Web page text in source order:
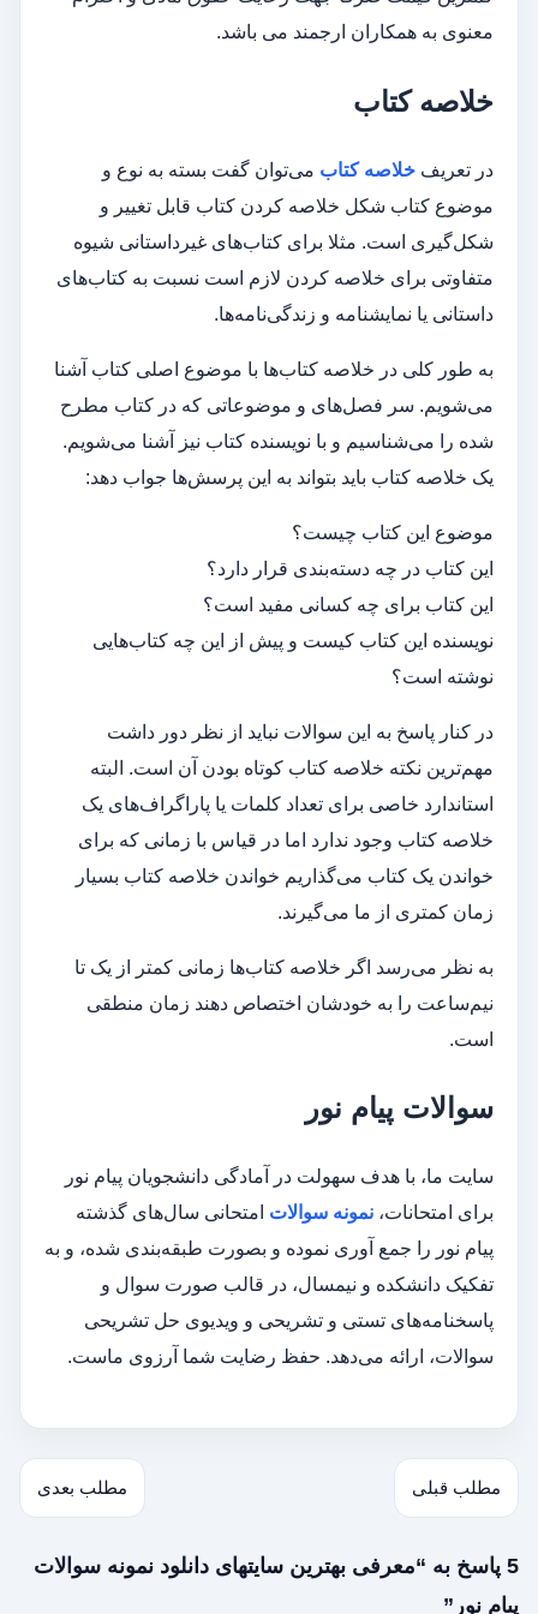
معنوی به همکاران ارجمند می باشد.
خلاصه کتاب
در تعریف خلاصه کتاب می‌توان گفت بسته به نوع و
موضوع کتاب شکل خلاصه کردن کتاب قابل تغییر و
شکل‌گیری است. مثلا برای کتاب‌های غیرداستانی شیوه
متفاوتی برای خلاصه کردن لازم است نسبت به کتاب‌های
داستانی یا نمایشنامه و زندگی‌نامه‌ها.
به طور کلی در خلاصه کتاب‌ها با موضوع اصلی کتاب آشنا
می‌شویم. سر فصل‌های و موضوعاتی که در کتاب‌ مطرح
شده را می‌شناسیم و با نویسنده کتاب نیز آشنا می‌شویم.
یک خلاصه کتاب باید بتواند به این پرسش‌ها جواب دهد:
موضوع این کتاب چیست؟
این کتاب در چه دسته‌بندی قرار دارد؟
این کتاب برای چه کسانی مفید است؟
نویسنده این کتاب کیست و پیش از این چه کتاب‌هایی
نوشته است؟
در کنار پاسخ به این سوالات نباید از نظر دور داشت
مهم‌ترین نکته خلاصه کتاب کوتاه بودن آن است. البته
استاندارد خاصی برای تعداد کلمات یا پاراگراف‌های یک
خلاصه کتاب وجود ندارد اما در قیاس با زمانی که برای
خواندن یک کتاب می‌گذاریم خواندن خلاصه کتاب بسیار
زمان کمتری از ما می‌گیرند.
به نظر می‌رسد اگر خلاصه کتاب‌ها زمانی کمتر از یک تا
نیم‌ساعت را به خودشان اختصاص دهند زمان منطقی
است.
سوالات پیام نور
سایت ما، با هدف سهولت در آمادگی دانشجویان پیام نور
برای امتحانات، نمونه سوالات امتحانی سال‌های گذشته
پیام نور را جمع آوری نموده و بصورت طبقه‌بندی شده، و به
تفکیک دانشکده و نیمسال، در قالب صورت سوال و
پاسخنامه‌های تستی و تشریحی و ویدیوی حل تشریحی
سوالات، ارائه می‌دهد. حفظ رضایت شما آرزوی ماست.
مطلب قبلی مطلب بعدی
5 پاسخ به “معرفی بهترین سایتهای دانلود نمونه سوالات
پيام نور”